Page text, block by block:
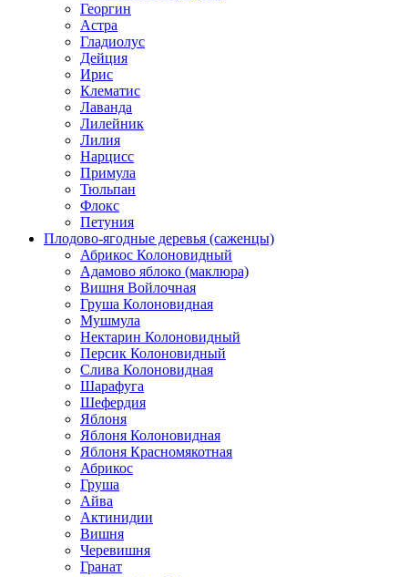
Георгин
Астра
Гладиолус
Дейция
Ирис
Клематис
Лаванда
Лилейник
Лилия
Нарцисс
Примула
Тюльпан
Флокс
Петуния
Плодово-ягодные деревья (саженцы)
Абрикос Колоновидный
Адамово яблоко (маклюра)
Вишня Войлочная
Груша Колоновидная
Мушмула
Нектарин Колоновидный
Персик Колоновидный
Слива Колоновидная
Шарафуга
Шефердия
Яблоня
Яблоня Колоновидная
Яблоня Красномякотная
Абрикос
Груша
Айва
Актинидии
Вишня
Черевишня
Гранат